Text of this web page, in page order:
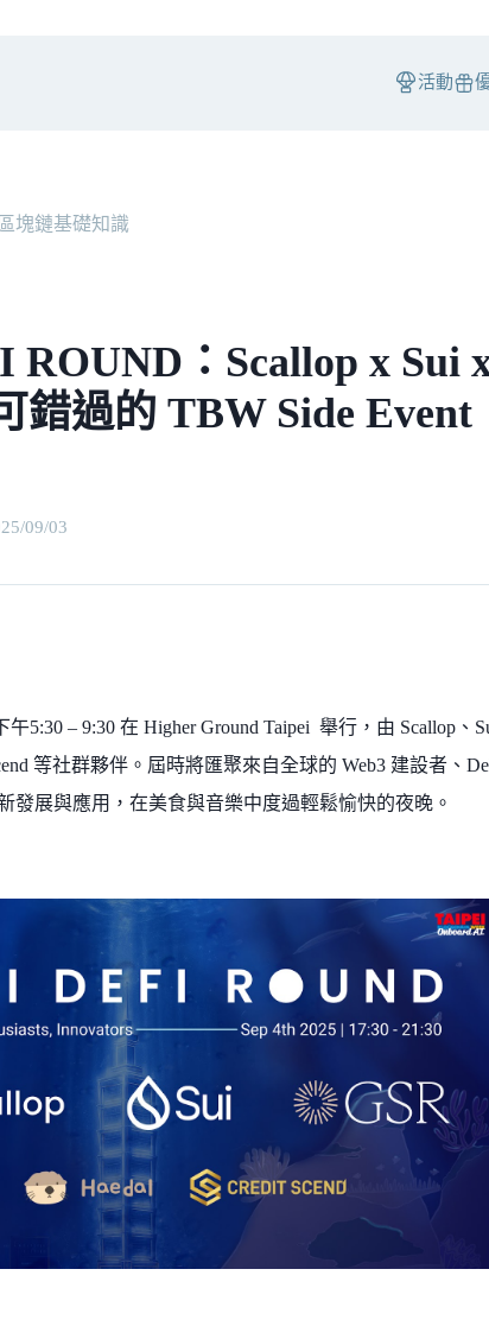
活動
塊鏈基礎知識
：Scallop x Sui x
錯過的 TBW Side Event
09/03
5:30 – 9:30 在 Higher Ground Taipei 舉行，由 Scallop、
等社群夥伴。屆時將匯聚來自全球的 Web3 建設者、
發展與應用，在美食與音樂中度過輕鬆愉快的夜晚。